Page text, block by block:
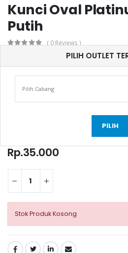
PILIH OUTLET
PILIH
Kunci Oval
Putih
( 0 Reviews )
Rp.35.000
KATEGORI :DOOR & WINDOW
Rp.35.000
Stok Produk Kosong
SHARE: